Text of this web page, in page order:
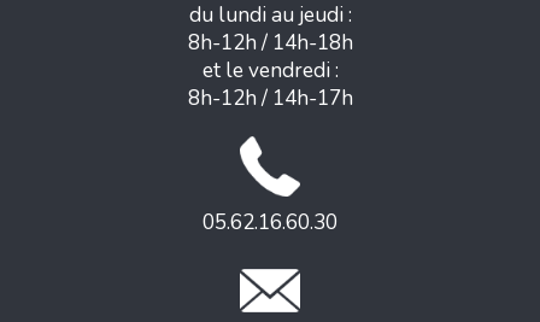
du lundi au jeudi :
8h-12h / 14h-18h
et le vendredi :
8h-12h / 14h-17h
05.62.16.60.30